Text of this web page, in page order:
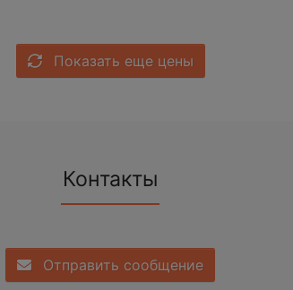
Показать еще цены
Контакты
Отправить сообщение